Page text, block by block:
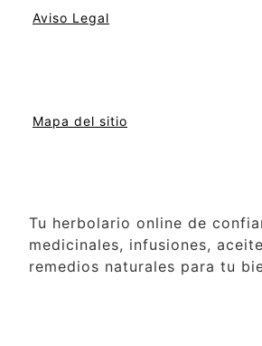
Aviso Legal
Mapa del sitio
Tu herbolario online de
medicinales, infusiones,
remedios naturales para tu